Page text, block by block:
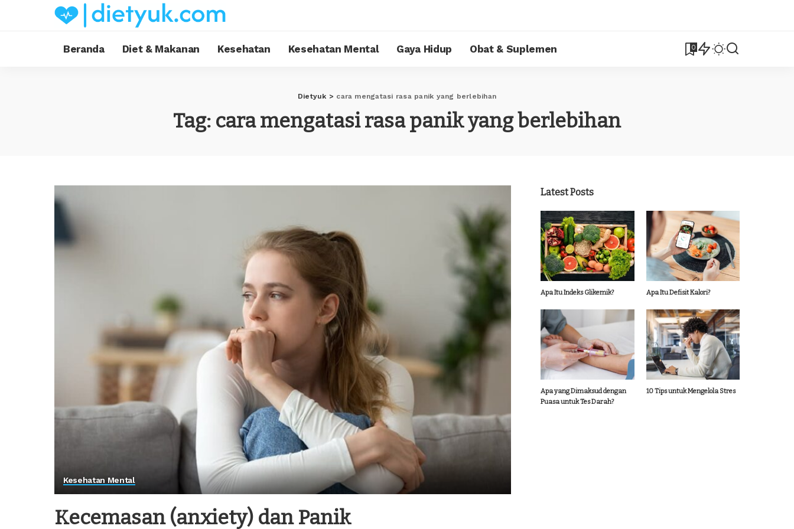
Beranda Diet & Makanan Kesehatan Kesehatan Mental Gaya Hidup Obat & Suplemen 0
Dietyuk > cara mengatasi rasa panik yang berlebihan
Tag: cara mengatasi rasa panik yang berlebihan
Kesehatan Mental
Kecemasan (anxiety) dan Panik
Latest Posts
Apa Itu Indeks Glikemik? Apa Itu Defisit Kalori?
Apa yang Dimaksud dengan
Puasa untuk Tes Darah?
10 Tips untuk Mengelola Stres